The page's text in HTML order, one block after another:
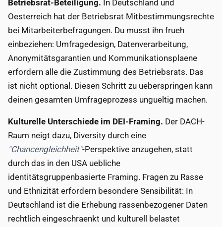
Betriebsrat-Beteiligung. In Deutschland und
Oesterreich hat der Betriebsrat Mitbestimmungsrechte
bei Mitarbeiterbefragungen. Du musst ihn frueh
einbeziehen: Umfragedesign, Datenverarbeitung,
Anonymitätsgarantien und Kommunikationsplaene
erfordern alle die Zustimmung des Betriebsrats. Das
ist nicht optional. Diesen Schritt zu ueberspringen kann
deinen gesamten Umfrageprozess ungueltig machen.
Kulturelle Unterschiede im DEI-Framing. Der DACH-
Raum neigt dazu, Diversity durch eine
Chancengleichheit -Perspektive anzugehen, statt
durch das in den USA uebliche
identitätsgruppenbasierte Framing. Fragen zu Rasse
und Ethnizität erfordern besondere Sensibilität: In
Deutschland ist die Erhebung rassenbezogener Daten
rechtlich eingeschraenkt und kulturell belastet